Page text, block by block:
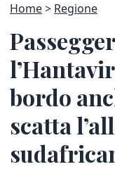
Home Regione
bordo
scatta